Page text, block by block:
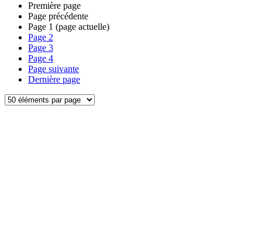
Première page
Page précédente
Page 1 (page actuelle)
Page 2
Page 3
Page 4
Page suivante
Dernière page